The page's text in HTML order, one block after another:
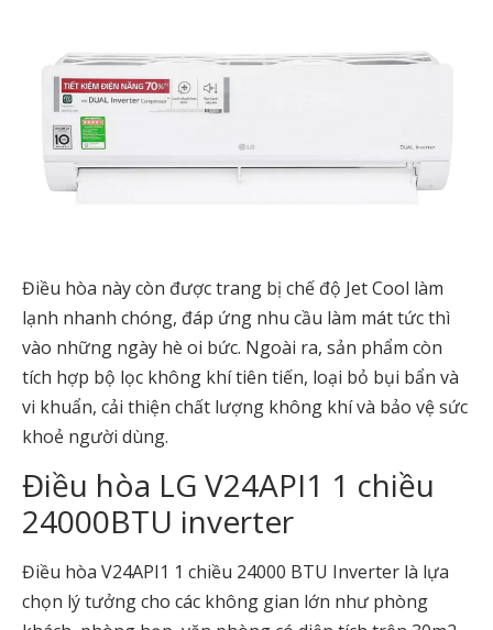
Điều hòa này còn được trang bị chế độ Jet Cool làm
lạnh nhanh chóng, đáp ứng nhu cầu làm mát tức thì
vào những ngày hè oi bức. Ngoài ra, sản phẩm còn
tích hợp bộ lọc không khí tiên tiến, loại bỏ bụi bẩn và
vi khuẩn, cải thiện chất lượng không khí và bảo vệ sức
khoẻ người dùng.
Điều hòa LG V24API1 1 chiều
24000BTU inverter
Điều hòa V24API1 1 chiều 24000 BTU Inverter là lựa
chọn lý tưởng cho các không gian lớn như phòng